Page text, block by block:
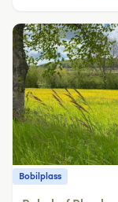
Bobilplass